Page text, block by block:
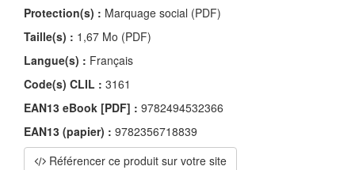
Protection(s) : Marquage social (PDF)
Taille(s) : 1,67 Mo (PDF)
Langue(s) : Français
Code(s) CLIL : 3161
EAN13 eBook [PDF] : 9782494532366
EAN13 (papier) : 9782356718839
Référencer ce produit sur votre site